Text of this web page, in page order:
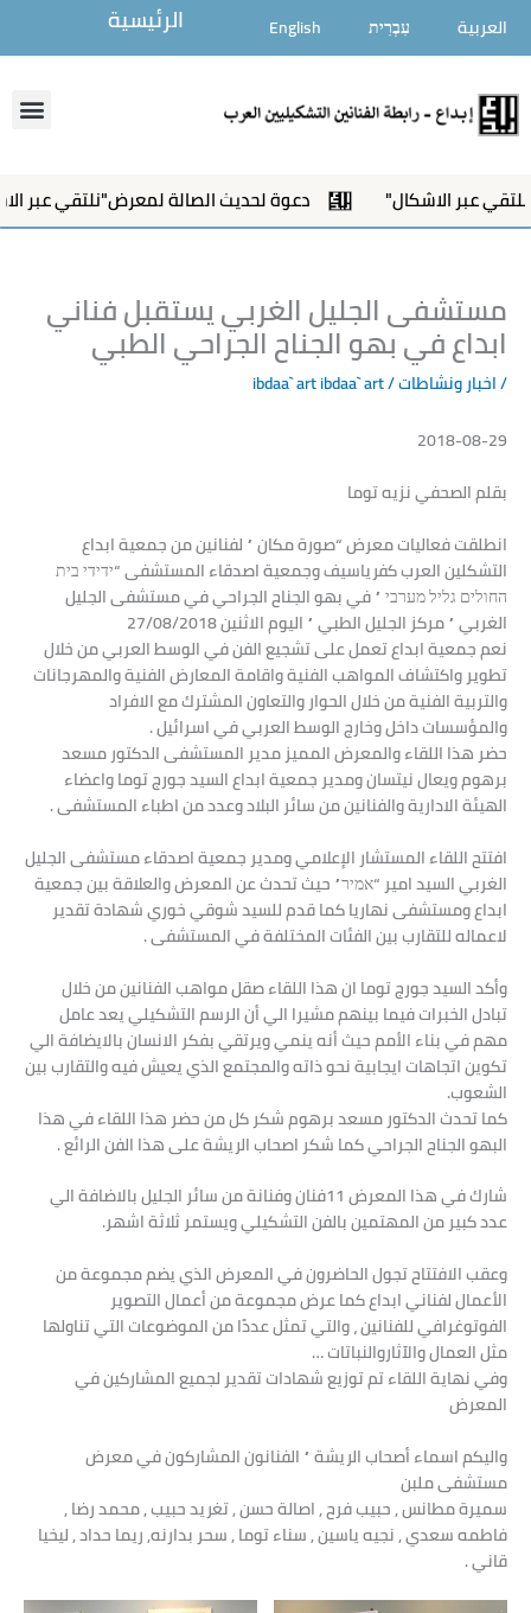
المحتوى
العربية עִבְרִית English الرئيسية
الاشكال" دعوة لحديث الصالة لمعرض"نلتقي عبر الاشكال"
مستشفى الجليل الغربي يستقبل فناني
ابداع في بهو الجناح الجراحي الطبي
/اخبار ونشاطات/ ibdaa` art
ibdaa` art
2018-08-29
بقلم الصحفي نزيه توما
انطلقت فعاليات معرض “صورة مكان ” لفنانين من جمعية ابداع
التشكلين العرب كفرياسيف وجمعية اصدقاء المستشفى “ידידי בית
החולים גליל מערבי ” في بهو الجناح الجراحي في مستشفى الجليل
الغربي ” مركز الجليل الطبي ” اليوم الاثنين 27/08/2018
نعم جمعية ابداع تعمل على تشجيع الفن في الوسط العربي من خلال
تطوير واكتشاف المواهب الفنية واقامة المعارض الفنية والمهرجانات
والتربية الفنية من خلال الحوار والتعاون المشترك مع الافراد
والمؤسسات داخل وخارج الوسط العربي في اسرائيل .
حضر هذا اللقاء والمعرض المميز مدير المستشفى الدكتور مسعد
برهوم ويعال نيتسان ومدير جمعية ابداع السيد جورج توما واعضاء
الهيئة الادارية والفنانين من سائر البلاد وعدد من اطباء المستشفى .
افتتح اللقاء المستشار الإعلامي ومدير جمعية اصدقاء مستشفى الجليل
الغربي السيد امير “אמיר” حيث تحدث عن المعرض والعلاقة بين جمعية
ابداع ومستشفى نهاريا كما قدم للسيد شوقي خوري شهادة تقدير
لاعماله للتقارب بين الفئات المختلفة في المستشفى .
وأكد السيد جورج توما ان هذا اللقاء صقل مواهب الفنانين من خلال
تبادل الخبرات فيما بينهم مشيرا الي أن الرسم التشكيلي يعد عامل
مهم في بناء الأمم حيث أنه ينمي ويرتقي بفكر الانسان بالايضافة الي
تكوين اتجاهات ايجابية نحو ذاته والمجتمع الذي يعيش فيه والتقارب بين
الشعوب.
كما تحدث الدكتور مسعد برهوم شكر كل من حضر هذا اللقاء في هذا
البهو الجناح الجراحي كما شكر اصحاب الريشة على هذا الفن الرائع .
شارك في هذا المعرض 11فنان وفنانة من سائر الجليل بالاضافة الي
عدد كبير من المهتمين بالفن التشكيلي ويستمر ثلاثة اشهر.
وعقب الافتتاح تجول الحاضرون في المعرض الذي يضم مجموعة من
الأعمال لفناني ابداع كما عرض مجموعة من أعمال التصوير
الفوتوغرافي للفنانين ، والتي تمثل عددًا من الموضوعات التي تناولها
مثل العمال والآثاروالنباتات …
وفي نهاية اللقاء تم توزيع شهادات تقدير لجميع المشاركين في
المعرض
واليكم اسماء أصحاب الريشة ” الفنانون المشاركون في معرض
مستشفى ملبن
سميرة مطانس , حبيب فرح , اصالة حسن , تغريد حبيب , محمد رضا ,
فاطمه سعدي , نجيه ياسين , سناء توما , سحر بدارنه, ريما حداد , ليخيا
قاني .